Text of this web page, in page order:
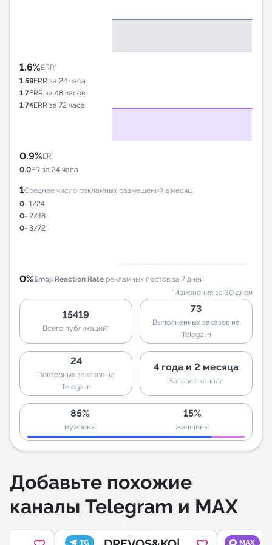
1.6%ERR*
1.59ERR за 24 часа
1.7ERR за 48 часов
1.74ERR за 72 часа
0.9%ER*
0.0ER за 24 часа
1Среднее число рекламных размещений в месяц
0- 1/24
0- 2/48
0- 3/72
0%Emoji Reaction Rate рекламных постов за 7 дней
*Изменения за 30 дней
15419
Всего публикаций*
73
Выполненных заказов на
Telega.in
24
Повторных заказов на
Telega.in
4 года и 2 месяца
Возраст канала
85%
мужчины
15%
женщины
Добавьте похожие
каналы Telegram и MAX
TG MAX